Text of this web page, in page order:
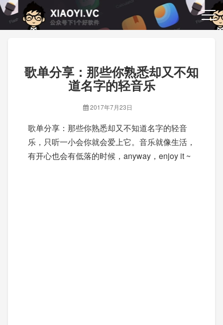
歌单分享：那些你熟悉却又不知
道名字的轻音乐
2017年7月23日
歌单分享：那些你熟悉却又不知道名字的轻音
乐，只听一小会你就会爱上它。音乐就像生活，
有开心也会有低落的时候，anyway，enjoy it ~